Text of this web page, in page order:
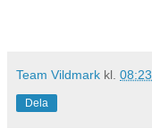
Team Vildmark kl. 08:23
Dela